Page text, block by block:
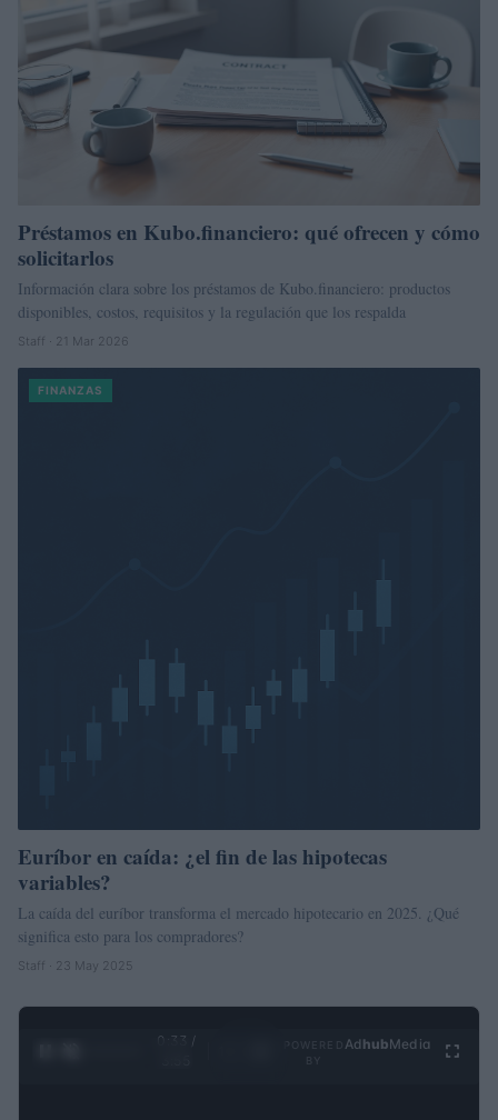
Préstamos en Kubo.financiero: qué ofrecen y cómo
solicitarlos
Información clara sobre los préstamos de Kubo.financiero: productos
disponibles, costos, requisitos y la regulación que los respalda
Staff · 21 Mar 2026
FINANZAS
Euríbor en caída: ¿el fin de las hipotecas
variables?
La caída del euríbor transforma el mercado hipotecario en 2025. ¿Qué
significa esto para los compradores?
Staff · 23 May 2025
0:34 /
Ad hubMedia